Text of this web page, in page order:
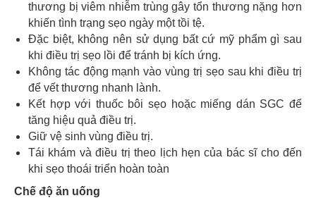
thương bị viêm nhiễm trùng gây tổn thương nặng hơn
khiến tình trạng sẹo ngày một tồi tệ.
Đặc biệt, không nên sử dụng bất cứ mỹ phẩm gì sau
khi điều trị sẹo lồi để tránh bị kích ứng.
Không tác động mạnh vào vùng trị sẹo sau khi điều trị
để vết thương nhanh lành.
Kết hợp với thuốc bôi sẹo hoặc miếng dán SGC để
tăng hiệu quả điều trị.
Giữ vệ sinh vùng điều trị.
Tái khám và điều trị theo lịch hẹn của bác sĩ cho đến
khi sẹo thoái triển hoàn toàn
Chế độ ăn uống